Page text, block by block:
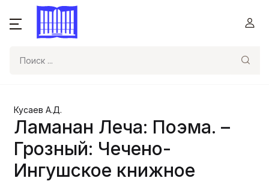
Кусаев А.Д.
Ламанан Леча: Поэма. –
Грозный: Чечено-
Ингушское книжное